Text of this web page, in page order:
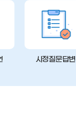
시정질문답변